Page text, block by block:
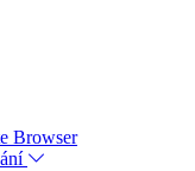
Browser